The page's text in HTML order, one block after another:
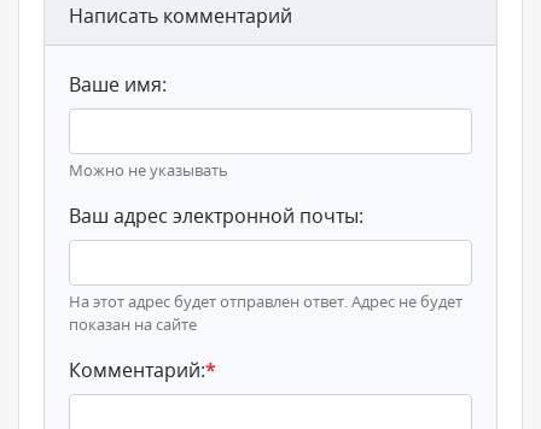
Написать комментарий
Ваше имя:
Можно не указывать
Ваш адрес электронной почты:
На этот адрес будет отправлен ответ. Адрес не будет
показан на сайте
Комментарий:*